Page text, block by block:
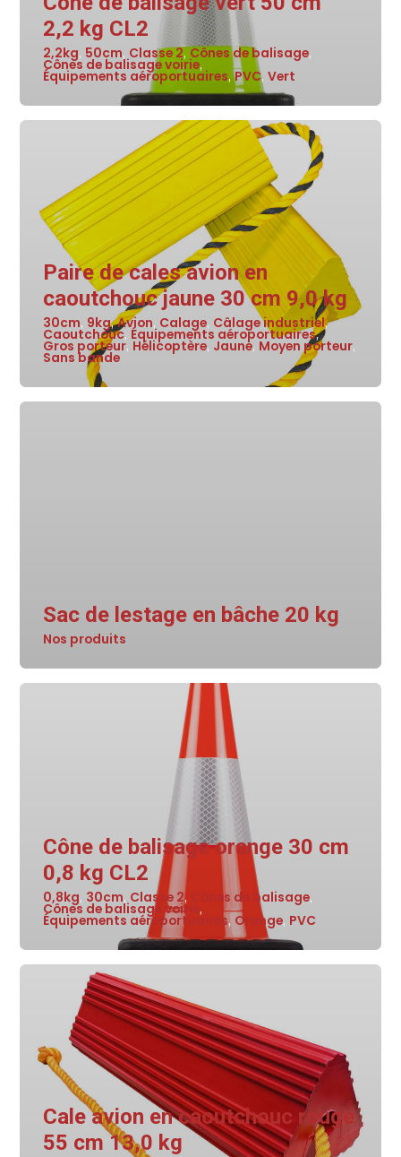
2,2 kg CL2
2,2kg, 50cm, Classe 2, Cônes de balisage,
Cônes de balisage voirie,
Équipements aéroportuaires,PVC,Vert
Paire de cales avion en
caoutchouc jaune 30 cm 9,0 kg
30cm, 9kg,Avion, Calage, Câlage industriel,
Caoutchouc, Équipements aéroportuaires,
Gros porteur, Hélicoptère, Jaune, Moyen porteur,
Sans bande
Sac de lestage en bâche 20 kg
Nos produits
Cône de balisage orange 30 cm
0,8 kg CL2
0,8kg, 30cm, Classe 2, Cônes de balisage,
Cônes de balisage voirie,
Équipements aéroportuaires, Orange, PVC
Cale avion en caoutchouc rouge
55 cm 13,0 kg